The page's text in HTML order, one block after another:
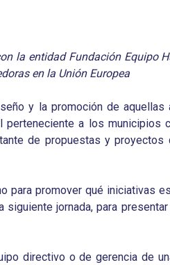
la entidad Fundación Equipo
en la Unión Europea
y la promoción de aquellas
a los municipios
de propuestas y proyectos
para promover qué iniciativas
jornada, para
directivo o de gerencia de